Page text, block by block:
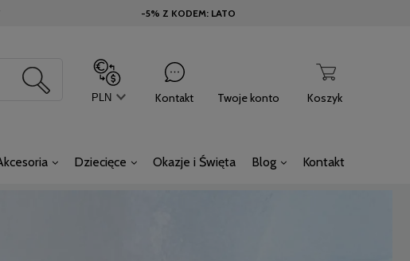
-5% Z KODEM: LATO
Koszyk
Kontakt Twoje konto
Dziecięce Okazje i Święta Blog Kontakt